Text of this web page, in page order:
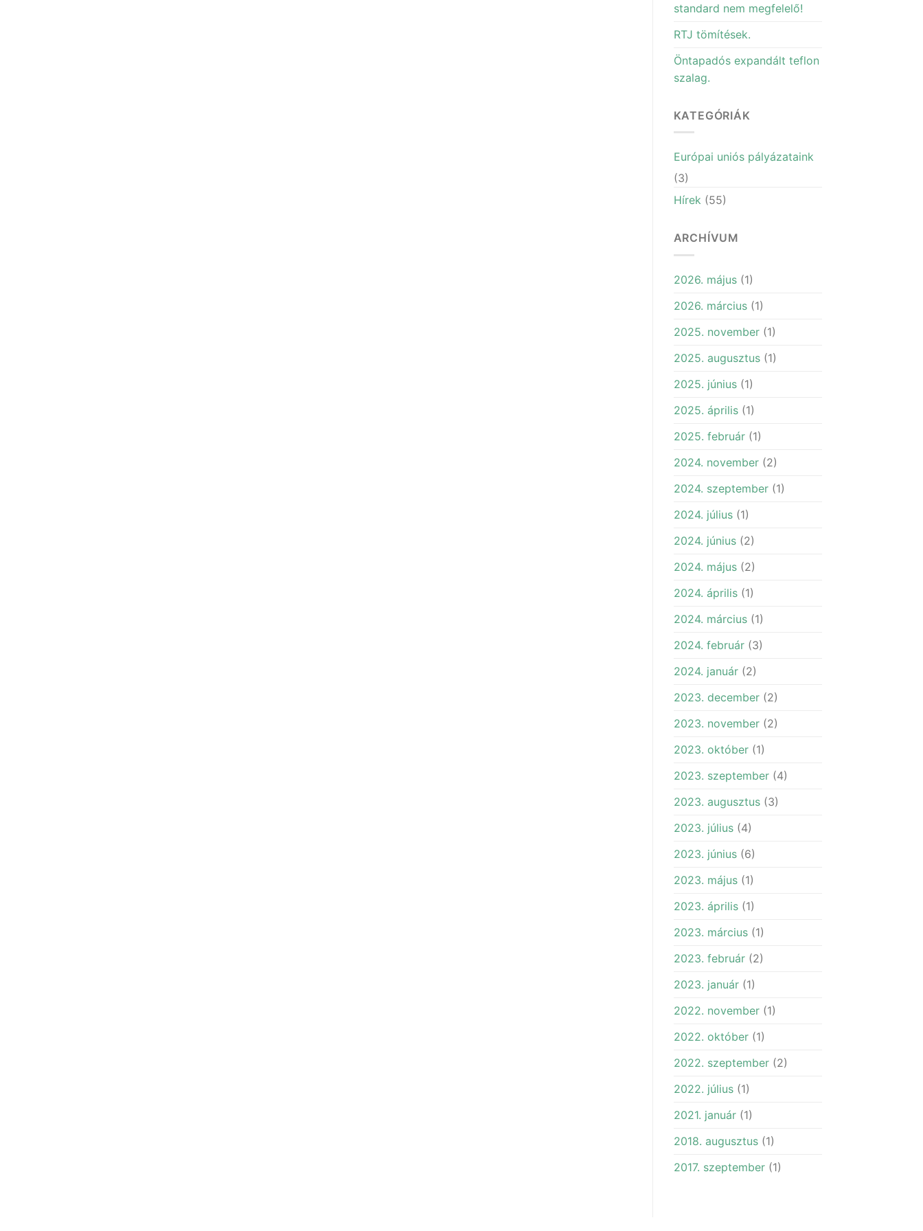
standard nem megfelelő!
RTJ tömítések.
Öntapadós expandált teflon
szalag.
KATEGÓRIÁK
Európai uniós pályázataink
(3)
Hírek(55)
ARCHÍVUM
2026. május(1)
2026. március(1)
2025. november(1)
2025. augusztus(1)
2025. június(1)
2025. április(1)
2025. február(1)
2024. november(2)
2024. szeptember(1)
2024. július(1)
2024. június(2)
2024. május(2)
2024. április(1)
2024. március(1)
2024. február(3)
2024. január(2)
2023. december(2)
2023. november(2)
2023. október(1)
2023. szeptember(4)
2023. augusztus(3)
2023. július(4)
2023. június(6)
2023. május(1)
2023. április(1)
2023. március(1)
2023. február(2)
2023. január(1)
2022. november(1)
2022. október(1)
2022. szeptember(2)
2022. július(1)
2021. január(1)
2018. augusztus(1)
2017. szeptember(1)